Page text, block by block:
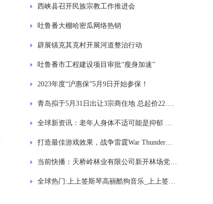
西峡县召开民族宗教工作推进会
吐鲁番大棚哈密瓜网络热销
辟展镇克其克村开展河道整治行动
吐鲁番市工程建设项目审批“瘦身加速”
2023年度“沪惠保”5月9日开始参保！
青岛拟于5月31日出让3宗商住地 总起价22.21亿元
全球新资讯：老年人身体不适可能是抑郁 医生提醒：关注老人情绪问题
打造最佳游戏效果，战争雷霆War Thunder最强配置介绍让你在游戏中称霸！-热议
当前快播：天桥岭林业有限公司新开林场党建引领“场站经济”发展
全球热门:上上签斯琴高丽酷狗音乐_上上签 斯琴高丽